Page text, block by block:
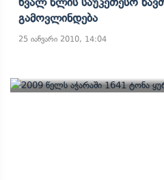
Გამოვლინდება
25 იანვარი 2010, 14:04